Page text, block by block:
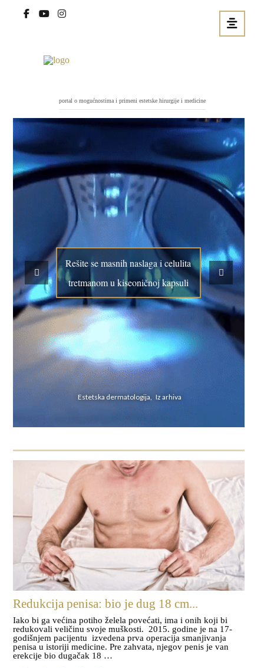
portal o mogućnostima i primeni estetske hirurgije i medicine
Rešite se masnih naslaga i celulita
tretmanom u kiseoničnoj kapsuli
Estetska dermatologija, Iz arhiva
Redukcija penisa: bio je dug 18 cm...
Iako bi ga većina potiho želela povećati, ima i onih koji bi
redukovali veličinu svoje muškosti. 2015. godine je na 17-
godišnjem pacijentu izvedena prva operacija smanjivanja
penisa u istoriji medicine. Pre zahvata, njegov penis je van
erekcije bio dugačak 18 …